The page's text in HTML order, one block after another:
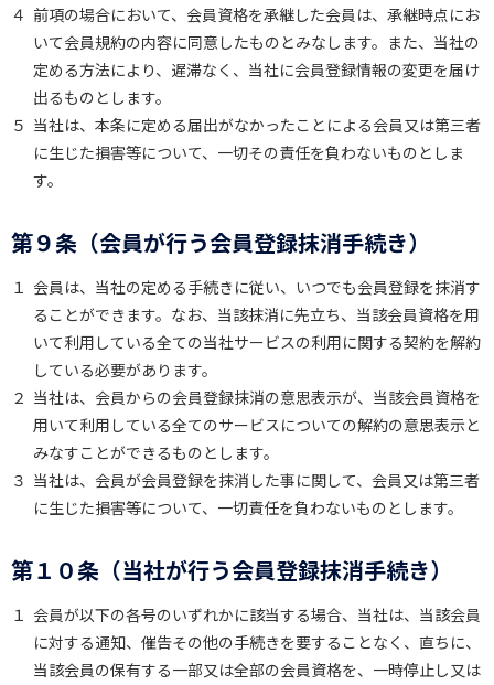
４ 前項の場合において、会員資格を承継した会員は、承継時点にお
いて会員規約の内容に同意したものとみなします。また、当社の
定める方法により、遅滞なく、当社に会員登録情報の変更を届け
出るものとします。
５ 当社は、本条に定める届出がなかったことによる会員又は第三者
に生じた損害等について、一切その責任を負わないものとしま
す。
第９条（会員が行う会員登録抹消手続き）
１ 会員は、当社の定める手続きに従い、いつでも会員登録を抹消す
ることができます。なお、当該抹消に先立ち、当該会員資格を用
いて利用している全ての当社サービスの利用に関する契約を解約
している必要があります。
２ 当社は、会員からの会員登録抹消の意思表示が、当該会員資格を
用いて利用している全てのサービスについての解約の意思表示と
みなすことができるものとします。
３ 当社は、会員が会員登録を抹消した事に関して、会員又は第三者
に生じた損害等について、一切責任を負わないものとします。
第１０条（当社が行う会員登録抹消手続き）
１ 会員が以下の各号のいずれかに該当する場合、当社は、当該会員
に対する通知、催告その他の手続きを要することなく、直ちに、
当該会員の保有する一部又は全部の会員資格を、一時停止し又は